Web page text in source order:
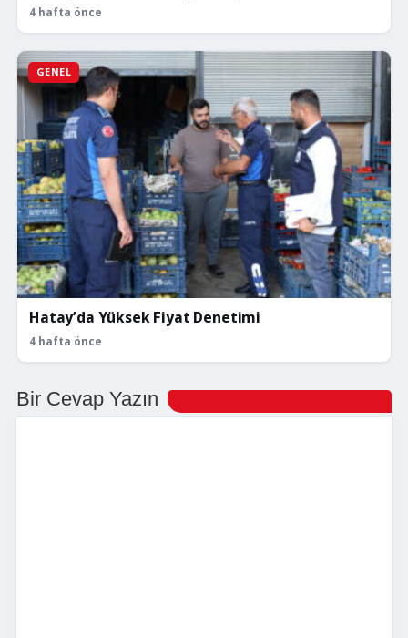
4 hafta önce
GENEL
Hatay’da Yüksek Fiyat Denetimi
4 hafta önce
Bir Cevap Yazın